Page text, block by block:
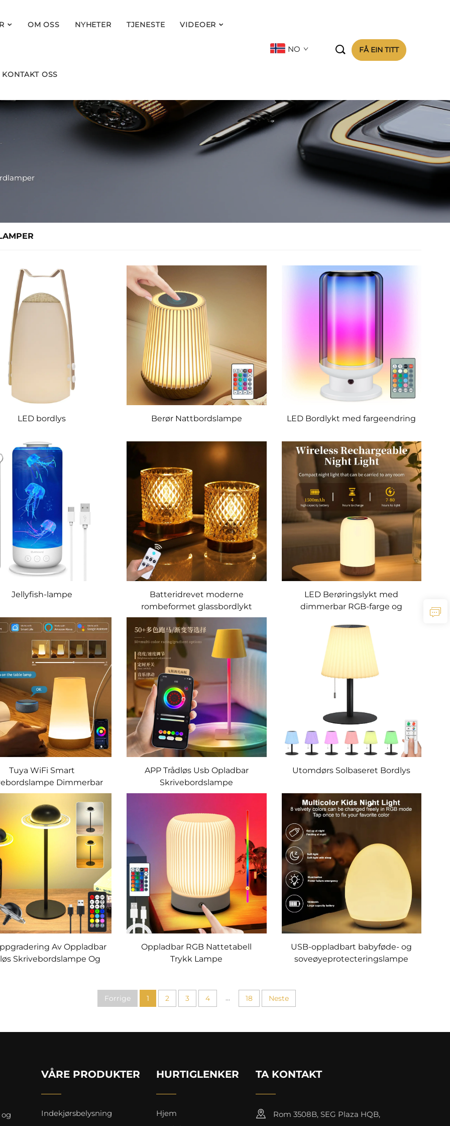
OM OSS NYHETER TJENESTE VIDEOER
KONTAKT OSS
NO  FÅ EIN TITT
LED bordlys Berør Nattbordslampe LED Bordlykt med fargeendring
Jellyfish-lampe
Batteridrevet moderne
rombeformet glassbordlykt
LED Berøringslykt med
dimmerbar RGB-farge og
Tuya WiFi Smart
Dimmerbar
Stemmekontroll
APP Trådløs Usb Opladbar
Skrivebordslampe
Utomdørs Solbaseret Bordlys
Av Oppladbar
Skrivebordslampe Og
Oppladbar RGB Nattetabell
Trykk Lampe
USB-oppladbart babyføde- og
soveøyeprotecteringslampe
Forrige 1 2 3 4 ... 18 Neste
VÅRE PRODUKTER
Indekjørsbelysning
HURTIGLENKER
Hjem
TA KONTAKT
Rom 3508B, SEG Plaza HQB,